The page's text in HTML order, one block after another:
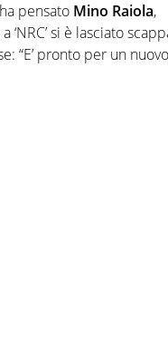
pensato Mino Raiola,
‘NRC’ si è lasciato
“E’ pronto per un nuovo